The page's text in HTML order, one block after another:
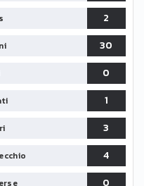
2
30
0
1
3
4
0